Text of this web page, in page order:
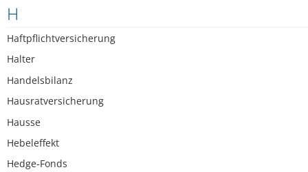
H
Haftpflichtversicherung
Halter
Handelsbilanz
Hausratversicherung
Hausse
Hebeleffekt
Hedge-Fonds